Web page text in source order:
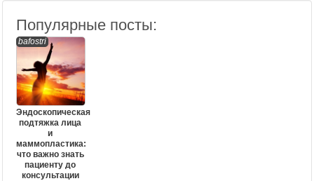
Популярные посты:
bafostri
Эндоскопическая
подтяжка лица
и
маммопластика:
что важно знать
пациенту до
консультации